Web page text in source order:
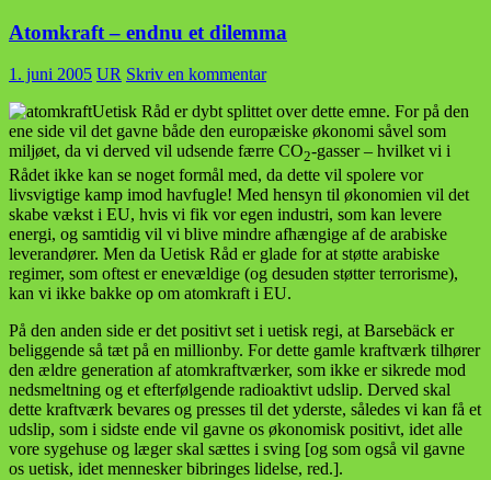
Atomkraft – endnu et dilemma
1. juni 2005 UR Skriv en kommentar
Uetisk Råd er dybt splittet over dette emne. For på den
ene side vil det gavne både den europæiske økonomi såvel som
miljøet, da vi derved vil udsende færre CO2-gasser – hvilket vi i
Rådet ikke kan se noget formål med, da dette vil spolere vor
livsvigtige kamp imod havfugle! Med hensyn til økonomien vil det
skabe vækst i EU, hvis vi fik vor egen industri, som kan levere
energi, og samtidig vil vi blive mindre afhængige af de arabiske
leverandører. Men da Uetisk Råd er glade for at støtte arabiske
regimer, som oftest er enevældige (og desuden støtter terrorisme),
kan vi ikke bakke op om atomkraft i EU.
På den anden side er det positivt set i uetisk regi, at Barsebäck er
beliggende så tæt på en millionby. For dette gamle kraftværk tilhører
den ældre generation af atomkraftværker, som ikke er sikrede mod
nedsmeltning og et efterfølgende radioaktivt udslip. Derved skal
dette kraftværk bevares og presses til det yderste, således vi kan få et
udslip, som i sidste ende vil gavne os økonomisk positivt, idet alle
vore sygehuse og læger skal sættes i sving [og som også vil gavne
os uetisk, idet mennesker bibringes lidelse, red.].